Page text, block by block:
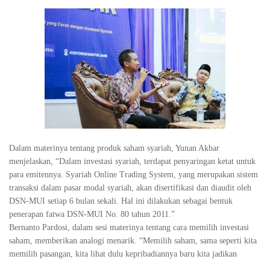
Dalam materinya tentang produk saham syariah, Yunan Akbar
menjelaskan, “Dalam investasi syariah, terdapat penyaringan ketat untuk
para emitennya. Syariah Online Trading System, yang merupakan sistem
transaksi dalam pasar modal syariah, akan disertifikasi dan diaudit oleh
DSN-MUI setiap 6 bulan sekali. Hal ini dilakukan sebagai bentuk
penerapan fatwa DSN-MUI No. 80 tahun 2011.”
Bernanto Pardosi, dalam sesi materinya tentang cara memilih investasi
saham, memberikan analogi menarik. “Memilih saham, sama seperti kita
memilih pasangan, kita lihat dulu kepribadiannya baru kita jadikan